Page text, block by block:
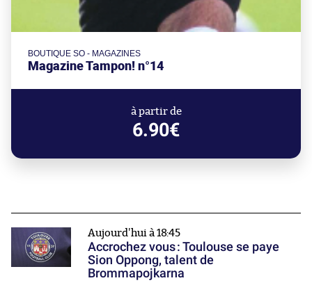
BOUTIQUE SO - MAGAZINES
Magazine Tampon! n°14
à partir de
6.90€
Aujourd'hui à 18:45
Accrochez vous : Toulouse se paye
Sion Oppong, talent de
Brommapojkarna